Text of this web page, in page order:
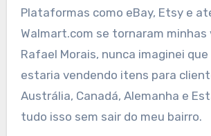
Plataformas como eBay, Etsy e
Walmart.com se tornaram minhas
Rafael Morais, nunca imaginei que
estaria vendendo itens para
Austrália, Canadá, Alemanha e
tudo isso sem sair do meu bairro.